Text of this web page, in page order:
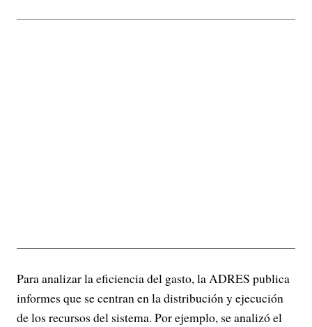
Para analizar la eficiencia del gasto, la ADRES publica
informes que se centran en la distribución y ejecución
de los recursos del sistema. Por ejemplo, se analizó el